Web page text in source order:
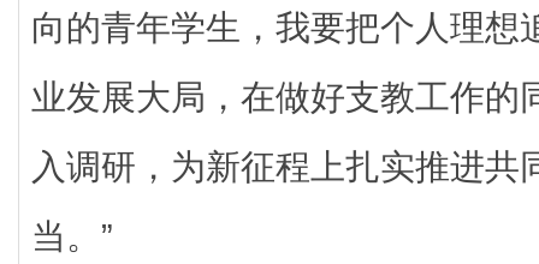
向的青年学生，我要把个人理想
业发展大局，在做好支教工作的
入调研，为新征程上扎实推进共
当。”